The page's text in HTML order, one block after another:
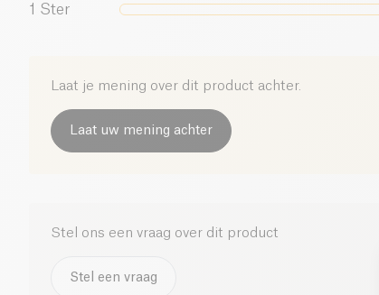
1 Ster
Laat je mening over dit product achter.
Laat uw mening achter
Stel ons een vraag over dit product
Stel een vraag